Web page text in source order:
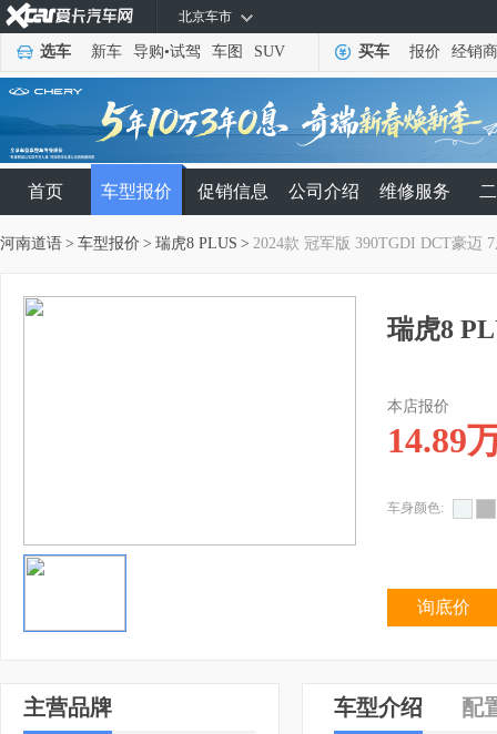
北京车市
选车 新车 导购•试驾 车图 SUV 买车 报价 经销商
首页 车型报价 促销信息 公司介绍 维修服务
河南道语 > 车型报价 > 瑞虎8 PLUS > 2024款 冠军版 390TGDI DCT豪迈
瑞虎8
本店报价
14.89
车身颜色:
询底价
主营品牌 车型介绍 配